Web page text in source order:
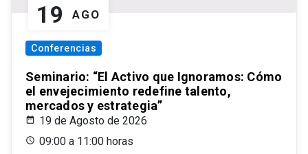
19 AGO
Conferencias
Seminario: “El Activo que Ignoramos: Cómo
el envejecimiento redefine talento,
mercados y estrategia”
19 de Agosto de 2026
09:00 a 11:00 horas